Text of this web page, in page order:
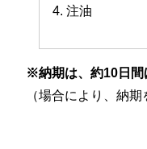
4. 注油
※納期は、約10日間
（場合により、納